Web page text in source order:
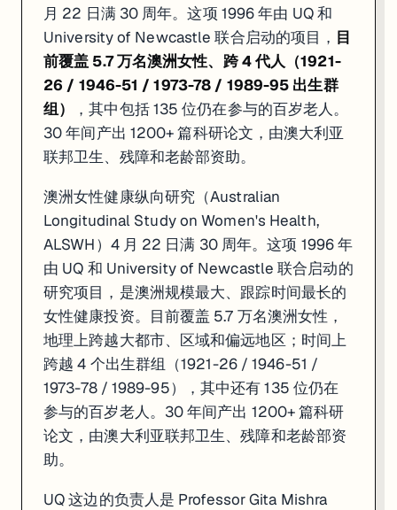
月 22 日满 30 周年。这项 1996 年由 UQ 和
University of Newcastle 联合启动的项目， 目
前覆盖 5.7 万名澳洲女性、跨 4 代人（1921-
26 / 1946-51 / 1973-78 / 1989-95 出生群
组）
，其中包括 135 位仍在参与的百岁老人。
30 年间产出 1200+ 篇科研论文，由澳大利亚
联邦卫生、残障和老龄部资助。
澳洲女性健康纵向研究（Australian
Longitudinal Study on Women's Health,
ALSWH）4 月 22 日满 30 周年。这项 1996 年
由 UQ 和 University of Newcastle 联合启动的
研究项目，是澳洲规模最大、跟踪时间最长的
女性健康投资。目前覆盖 5.7 万名澳洲女性，
地理上跨越大都市、区域和偏远地区；时间上
跨越 4 个出生群组（1921-26 / 1946-51 /
1973-78 / 1989-95），其中还有 135 位仍在
参与的百岁老人。30 年间产出 1200+ 篇科研
论文，由澳大利亚联邦卫生、残障和老龄部资
助。
UQ 这边的负责人是 Professor Gita Mishra